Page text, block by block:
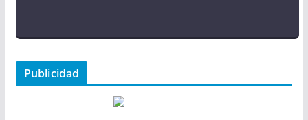
Publicidad